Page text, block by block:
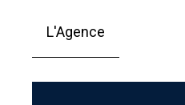
L'Agence